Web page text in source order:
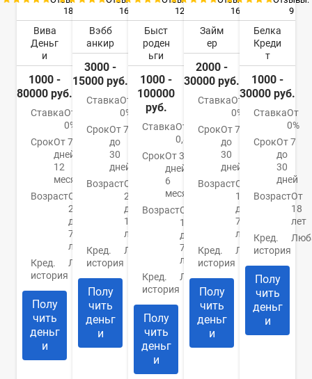
18
Вива
Деньг
и
1000 -
80000 руб.
СтавкаОт
0%
СрокОт 7
дней до
12
месяцев
ВозрастОт
21
до
70
лет
Кред.
история
Любая
Полу
чить
деньг
и
16
Вэбб
анкир
3000 -
15000 руб.
СтавкаОт
0%
СрокОт 7
до
30
дней
ВозрастОт
20
до
100
лет
Кред.
история
Любая
Полу
чить
деньг
и
12
Быст
роден
ьги
1000 -
100000
руб.
СтавкаОт
0,85%
СрокОт 3
дней до
6
месяцев
ВозрастОт
18
до
75
лет
Кред.
история
Любая
Полу
чить
деньг
и
16
Займ
ер
2000 -
30000 руб.
СтавкаОт
0%
СрокОт 7
до
30
дней
ВозрастОт
18
до
75
лет
Кред.
история
Любая
Полу
чить
деньг
и
9
Белка
Креди
т
1000 -
30000 руб.
СтавкаОт
0%
СрокОт 7
до
30
дней
ВозрастОт
18
лет
Кред.
история
Полу
чить
деньг
и